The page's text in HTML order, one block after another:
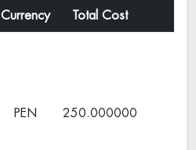
Currency Total Cost
PEN 250.000000